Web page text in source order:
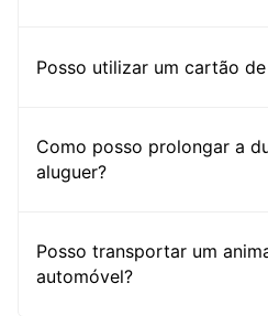
Posso utilizar um cartão
Como posso prolongar a
aluguer?
Posso transportar um
automóvel?